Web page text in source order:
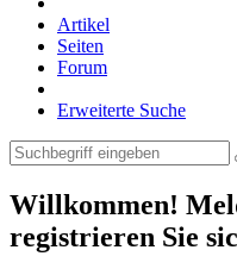
Artikel
Seiten
Forum
Erweiterte Suche
Willkommen!
registrieren Sie